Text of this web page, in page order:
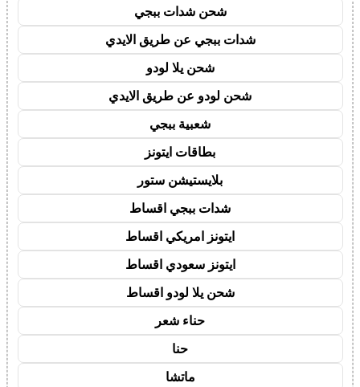
شحن شدات ببجي
شدات ببجي عن طريق الايدي
شحن يلا لودو
شحن لودو عن طريق الايدي
شعبية ببجي
بطاقات ايتونز
بلايستيشن ستور
شدات ببجي اقساط
ايتونز امريكي اقساط
ايتونز سعودي اقساط
شحن يلا لودو اقساط
حناء شعر
حنا
ماتشا